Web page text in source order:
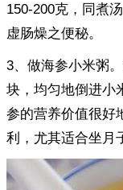
150-200克，同煮
虚肠燥之便秘。
3、做海参小米粥
块，均匀地倒进小
参的营养价值很好
利，尤其适合坐月